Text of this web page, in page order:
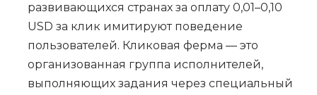
развивающихся странах за оплату 0,01–0,10
USD за клик имитируют поведение
пользователей. Кликовая ферма — это
организованная группа исполнителей,
выполняющих задания через специальный